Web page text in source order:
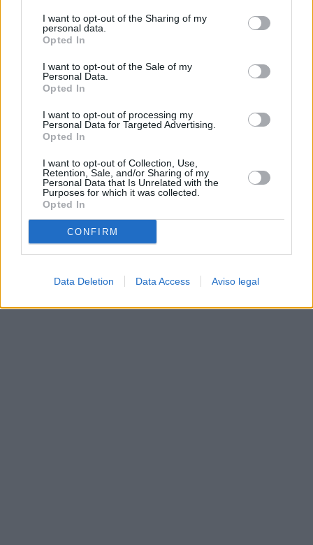
de su consentimiento, pero usted tiene el derecho de
rechazar tal procesamiento. Sus preferencias se aplicarán
cualquier momento entrando de nuevo en este sitio web o
visitando nuestra política de privacidad.
I want to opt-out of the Sharing of my
personal data.
Opted In
I want to opt-out of the Sale of my
Personal Data.
Opted In
I want to opt-out of processing my
Personal Data for Targeted Advertising.
Opted In
I want to opt-out of Collection, Use,
Retention, Sale, and/or Sharing of my
Personal Data that Is Unrelated with the
Purposes for which it was collected.
Opted In
CONFIRM
Data Deletion Data Access Aviso legal